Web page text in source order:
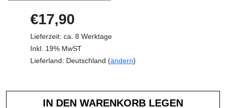
€17,90
Lieferzeit: ca. 8 Werktage
Inkl. 19% MwST
Lieferland: Deutschland (ändern)